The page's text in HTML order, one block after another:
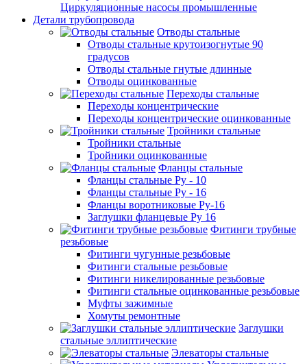
Циркуляционные насосы промышленные
Детали трубопровода
Отводы стальные
Отводы стальные крутоизогнутые 90
градусов
Отводы стальные гнутые длинные
Отводы оцинкованные
Переходы стальные
Переходы концентрические
Переходы концентрические оцинкованные
Тройники стальные
Тройники стальные
Тройники оцинкованные
Фланцы стальные
Фланцы стальные Ру - 10
Фланцы стальные Ру - 16
Фланцы воротниковые Ру-16
Заглушки фланцевые Ру 16
Фитинги трубные
резьбовые
Фитинги чугунные резьбовые
Фитинги стальные резьбовые
Фитинги никелированные резьбовые
Фитинги стальные оцинкованные резьбовые
Муфты зажимные
Хомуты ремонтные
Заглушки
стальные эллиптические
Элеваторы стальные